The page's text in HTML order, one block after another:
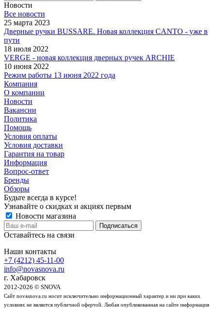
Новости
Все новости
25 марта 2023
Дверные ручки BUSSARE. Новая коллекция CANTO - уже в
пути
18 июля 2022
VERGE - новая коллекция дверных ручек ARCHIE
10 июня 2022
Режим работы 13 июня 2022 года
Компания
О компании
Новости
Вакансии
Политика
Помощь
Условия оплаты
Условия доставки
Гарантия на товар
Информация
Вопрос-ответ
Бренды
Обзоры
Будьте всегда в курсе!
Узнавайте о скидках и акциях первым
Новости магазина
Оставайтесь на связи
Наши контакты
+7 (4212) 45-11-00
info@novasnova.ru
г. Хабаровск
2012-2026 © SNOVA
Сайт novasnova.ru носит исключительно информационный характер и ни при каких
условиях не является публичной офертой. Любая опубликованная на сайте информация